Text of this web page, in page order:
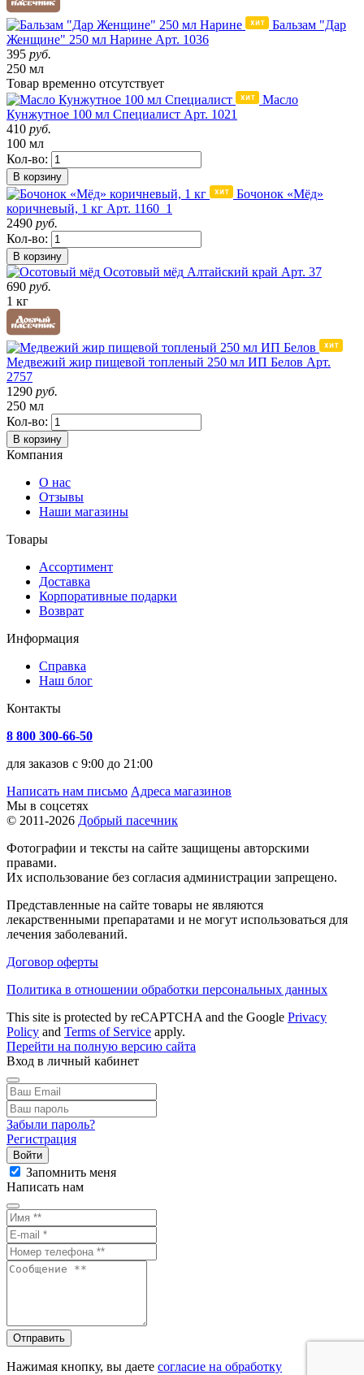
Бальзам "Дар
Женщине" 250 мл Нарине Арт. 1036
395 руб.
250 мл
Товар временно отсутствует
Масло
Кунжутное 100 мл Специалист Арт. 1021
410 руб.
100 мл
Кол-во:
В корзину
Бочонок «Мёд»
коричневый, 1 кг Арт. 1160_1
2490 руб.
Кол-во:
В корзину
Осотовый мёд Алтайский край Арт. 37
690 руб.
1 кг
Медвежий жир пищевой топленый 250 мл ИП Белов Арт.
2757
1290 руб.
250 мл
Кол-во:
В корзину
Компания
О нас
Отзывы
Наши магазины
Товары
Ассортимент
Доставка
Корпоративные подарки
Возврат
Информация
Справка
Наш блог
Контакты
8 800 300-66-50
для заказов с 9:00 до 21:00
Написать нам письмо Адреса магазинов
Мы в соцсетях
© 2011-2026 Добрый пасечник
Фотографии и тексты на сайте защищены авторскими
правами.
Их использование без согласия администрации запрещено.
Представленные на сайте товары не являются
лекарственными препаратами и не могут использоваться для
лечения заболеваний.
Договор оферты
Политика в отношении обработки персональных данных
This site is protected by reCAPTCHA and the Google Privacy
Policy and Terms of Service apply.
Перейти на полную версию сайта
Вход в личный кабинет
Забыли пароль?
Регистрация
Войти
Запомнить меня
Написать нам
Отправить
Нажимая кнопку, вы даете согласие на обработку